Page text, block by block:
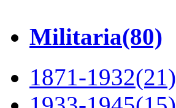
Militaria(80)
1871-1932(21)